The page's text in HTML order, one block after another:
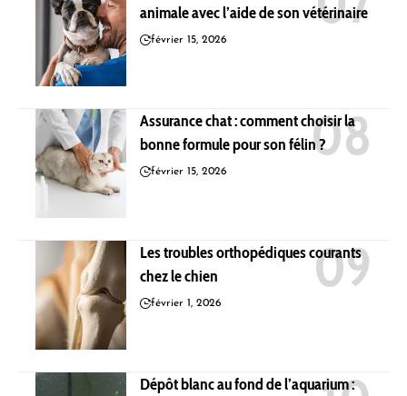
animale avec l’aide de son vétérinaire
février 15, 2026
Assurance chat : comment choisir la
bonne formule pour son félin ?
février 15, 2026
Les troubles orthopédiques courants
chez le chien
février 1, 2026
Dépôt blanc au fond de l’aquarium :